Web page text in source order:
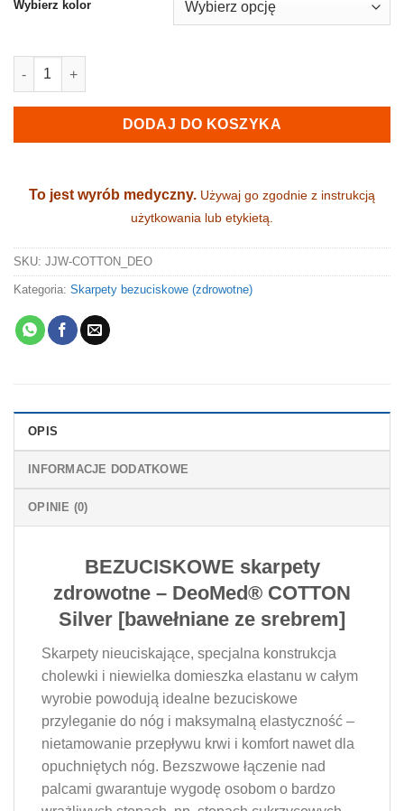
Wybierz kolor
ilość BEZUCISKOWE skarpety zdrowotne - DeoMed® COTTON
DODAJ DO KOSZYKA
To jest wyrób medyczny. Używaj go zgodnie z instrukcją
użytkowania lub etykietą.
SKU: JJW-COTTON_DEO
Kategoria: Skarpety bezuciskowe (zdrowotne)
OPIS
INFORMACJE DODATKOWE
OPINIE (0)
BEZUCISKOWE skarpety
zdrowotne – DeoMed® COTTON
Silver [bawełniane ze srebrem]
Skarpety nieuciskające, specjalna konstrukcja
cholewki i niewielka domieszka elastanu w całym
wyrobie powodują idealne bezuciskowe
przyleganie do nóg i maksymalną elastyczność –
nietamowanie przepływu krwi i komfort nawet dla
opuchniętych nóg. Bezszwowe łączenie nad
palcami gwarantuje wygodę osobom o bardzo